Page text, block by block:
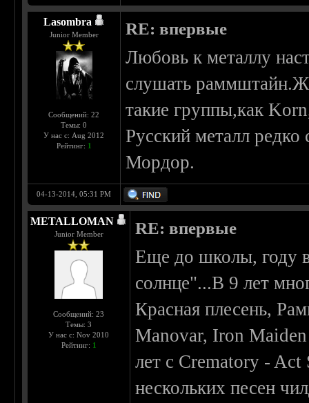
Lasombra
Junior Member
Сообщений: 22
Темы: 0
У нас с: Aug 2012
Рейтинг: 1
RE: впервые
Любовь к металлу
слушать
такие группы,как
Русский металл
Мордор.
04-13-2014, 05:31 PM
METALLOMAN
Junior Member
Сообщений: 23
Темы: 3
У нас с: Nov 2010
Рейтинг: 1
RE: впервые
Еще до школы, году
солнце"...В 9 лет
Красная плесень,
Manovar, Iron
лет с Crematory - Act
нескольких песен